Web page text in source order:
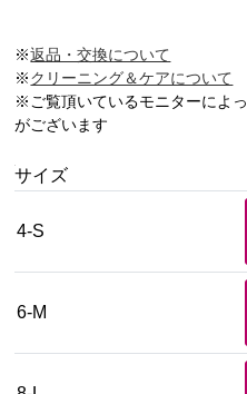
※返品・交換について
※クリーニング＆ケアについて
※ご覧頂いているモニターによ
がございます
サイズ
4-S
6-M